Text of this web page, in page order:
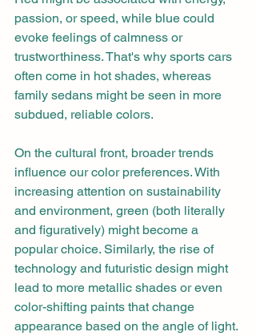
passion, or speed, while blue could
evoke feelings of calmness or
trustworthiness. That's why sports cars
often come in hot shades, whereas
family sedans might be seen in more
subdued, reliable colors.
On the cultural front, broader trends
influence our color preferences. With
increasing attention on sustainability
and environment, green (both literally
and figuratively) might become a
popular choice. Similarly, the rise of
technology and futuristic design might
lead to more metallic shades or even
color-shifting paints that change
appearance based on the angle of light.